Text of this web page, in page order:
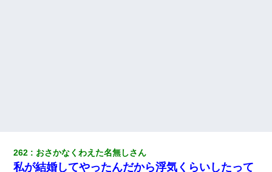
「パワハラを受けたから思い切って転職した」とSNSで呟いた
ら、速攻でパワハラかました元上司がLINEを送ってきた。
262 おさかなくわえた名無しさん
私が結婚してやったんだから浮気くらいしたって